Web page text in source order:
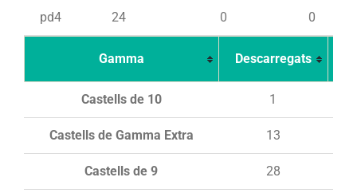
pd4 24 0 0
Gamma Descarregats
Castells de 10 1
Castells de Gamma Extra 13
Castells de 9 28